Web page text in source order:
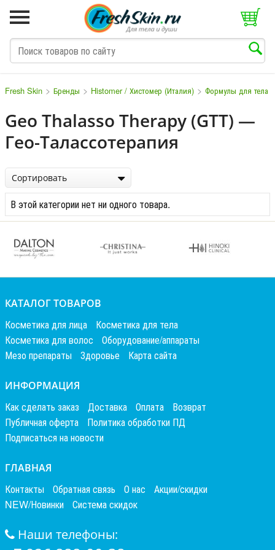
Fresh Skin > Бренды > Histomer / Хистомер (Италия) > Формулы для тела
Geo Thalasso Therapy (GTT) —
Гео-Талассотерапия
Сортировать
В этой категории нет ни одного товара.
КАТАЛОГ ТОВАРОВ
Косметика для лица
Косметика для тела
Косметика для волос
Оборудование/аппараты
Мезо препараты
Здоровье Карта сайта
ИНФОРМАЦИЯ
Как сделать заказ Доставка Оплата
Возврат
Публичная оферта
Политика обработки ПД
Подписаться на новости
ГЛАВНАЯ
Контакты Обратная связь О нас
Акции/скидки
NEW/Новинки
Система скидок
Наши телефоны:
M N O P Q S T V